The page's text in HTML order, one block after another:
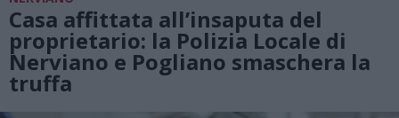
Casa affittata all’insaputa del
proprietario: la Polizia Locale di
Nerviano e Pogliano smaschera la
truffa